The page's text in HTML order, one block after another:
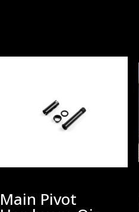
Main Pivot